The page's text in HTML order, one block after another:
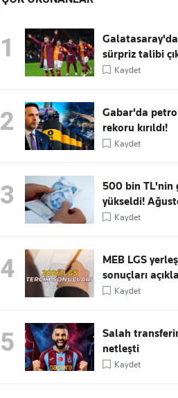
Kaçırmayın
Ücretsiz üye olun, gündemi
1
sürpriz talibi
Kaydet
2
Gabar'da
rekoru kırıldı!
Kaydet
3
500 bin TL'nin
yükseldi!
Kaydet
4
MEB LGS
sonuçları
Kaydet
5
Salah
netleşti
Kaydet